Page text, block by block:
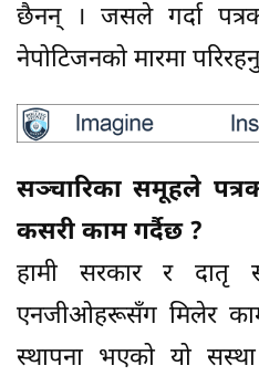
छैनन् । जसले गर्दा
नेपोटिजनको मारमा
सञ्चारिका समूहले
कसरी काम गर्दैछ ?
हामी सरकार र दातृ
एनजीओहरूसँग मिलेर
स्थापना भएको यो